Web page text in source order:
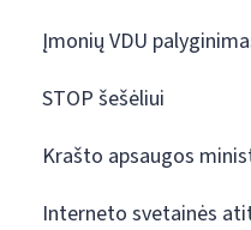
Įmonių VDU
STOP šešėliui
Krašto apsaugos
Interneto svetainės